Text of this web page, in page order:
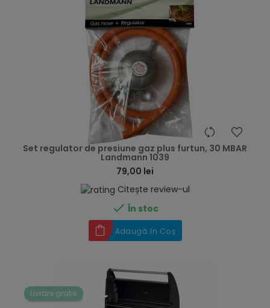
Set regulator de presiune gaz plus furtun, 30 MBAR
Landmann 1039
79,00 lei
Citește review-ul
 În stoc
Adaugă în Coș
Livrare gratis